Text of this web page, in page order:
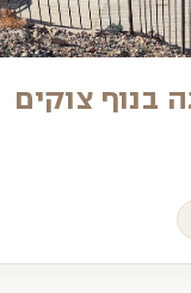
בנוף צוקים